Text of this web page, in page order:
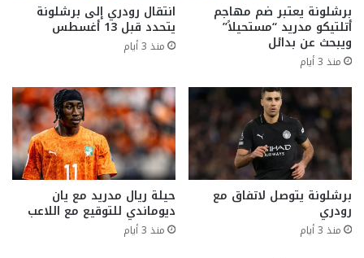
برشلونة يعتبر ضم مهاجم
أتلتيكو مدريد “مستحيلاً”
ويبحث عن بدائل
منذ 3 أيام
انتقال رودري إلى برشلونة
يتحدد قبل 13 أغسطس
منذ 3 أيام
برشلونة يتوصل لاتفاق مع
رودري
منذ 3 أيام
حيلة ريال مدريد مع يان
ديوماندي للتوقيع مع اللاعب
منذ 3 أيام